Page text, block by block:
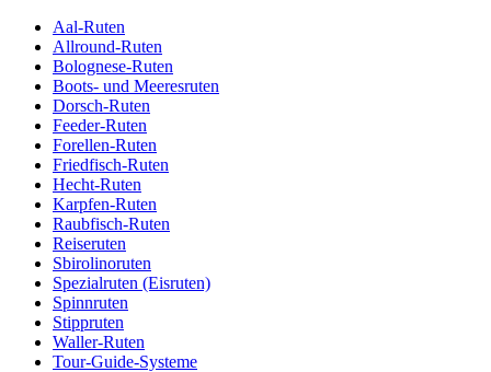
Aal-Ruten
Allround-Ruten
Bolognese-Ruten
Boots- und Meeresruten
Dorsch-Ruten
Feeder-Ruten
Forellen-Ruten
Friedfisch-Ruten
Hecht-Ruten
Karpfen-Ruten
Raubfisch-Ruten
Reiseruten
Sbirolinoruten
Spezialruten (Eisruten)
Spinnruten
Stippruten
Waller-Ruten
Tour-Guide-Systeme